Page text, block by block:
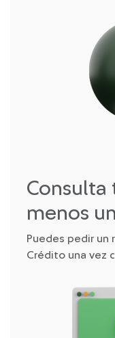
Consulta
menos
Puedes pedir un
Crédito una vez